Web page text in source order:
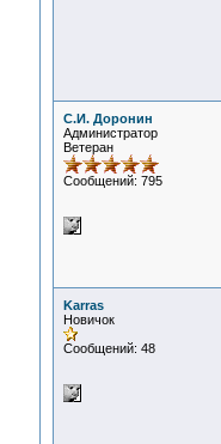
С.И. Доронин
Администратор
Ветеран
Сообщений: 795
Karras
Новичок
Сообщений: 48